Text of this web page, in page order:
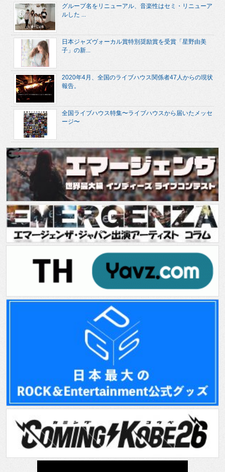
グループ名をリニューアル、音楽性はセミ・リニューア
ルした ...
日本ジャズヴォーカル賞特別奨励賞を受賞「星野由美
子」の新...
2020年4月、全国のライブハウス関係者47人からの現状
報告。
全国ライブハウス特集〜ライブハウスから届いたメッセ
ージ〜